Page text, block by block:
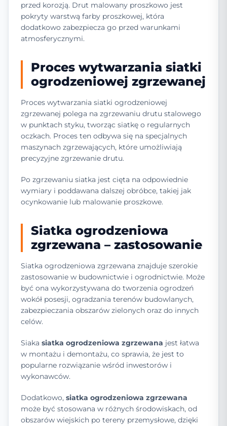
przed korozją. Drut malowany proszkowo jest
pokryty warstwą farby proszkowej, która
dodatkowo zabezpiecza go przed warunkami
atmosferycznymi.
Proces wytwarzania siatki
ogrodzeniowej zgrzewanej
Proces wytwarzania siatki ogrodzeniowej
zgrzewanej polega na zgrzewaniu drutu stalowego
w punktach styku, tworząc siatkę o regularnych
oczkach. Proces ten odbywa się na specjalnych
maszynach zgrzewających, które umożliwiają
precyzyjne zgrzewanie drutu.
Po zgrzewaniu siatka jest cięta na odpowiednie
wymiary i poddawana dalszej obróbce, takiej jak
ocynkowanie lub malowanie proszkowe.
Siatka ogrodzeniowa
zgrzewana – zastosowanie
Siatka ogrodzeniowa zgrzewana znajduje szerokie
zastosowanie w budownictwie i ogrodnictwie. Może
być ona wykorzystywana do tworzenia ogrodzeń
wokół posesji, ogradzania terenów budowlanych,
zabezpieczania obszarów zielonych oraz do innych
celów.
Siaka siatka ogrodzeniowa zgrzewana jest łatwa
w montażu i demontażu, co sprawia, że jest to
popularne rozwiązanie wśród inwestorów i
wykonawców.
Dodatkowo, siatka ogrodzeniowa zgrzewana
może być stosowana w różnych środowiskach, od
obszarów wiejskich po tereny przemysłowe, dzięki